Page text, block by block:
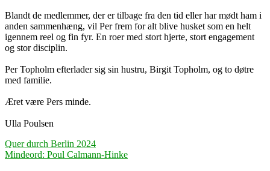
Blandt de medlemmer, der er tilbage fra den tid eller har mødt ham i
anden sammenhæng, vil Per frem for alt blive husket som en helt
igennem reel og fin fyr. En roer med stort hjerte, stort engagement
og stor disciplin.
Per Topholm efterlader sig sin hustru, Birgit Topholm, og to døtre
med familie.
Æret være Pers minde.
Ulla Poulsen
Indlægsnavigation
Quer durch Berlin 2024
Mindeord: Poul Calmann-Hinke